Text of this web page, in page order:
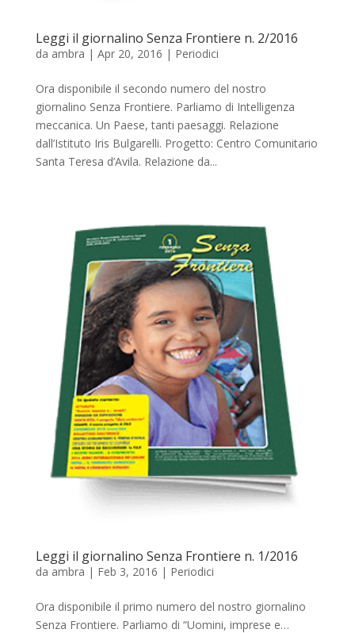
Leggi il giornalino Senza Frontiere n. 2/2016
da ambra | Apr 20, 2016 | Periodici
Ora disponibile il secondo numero del nostro
giornalino Senza Frontiere. Parliamo di Intelligenza
meccanica. Un Paese, tanti paesaggi. Relazione
dall’Istituto Iris Bulgarelli. Progetto: Centro Comunitario
Santa Teresa d’Avila. Relazione da...
Leggi il giornalino Senza Frontiere n. 1/2016
da ambra | Feb 3, 2016 | Periodici
Ora disponibile il primo numero del nostro giornalino
Senza Frontiere. Parliamo di “Uomini, imprese e…